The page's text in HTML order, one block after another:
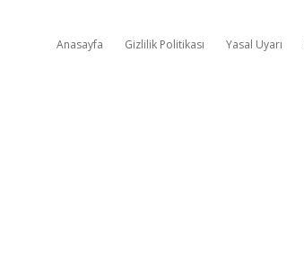
Anasayfa Gizlilik Politikası Yasal Uyarı